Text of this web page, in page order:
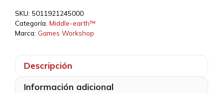
SKU: 5011921245000
Categoría: Middle-earth™
Marca: Games Workshop
Descripción
Información adicional